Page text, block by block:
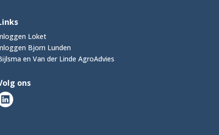
Loket
Bjorn Lunden
en Van der Linde AgroAdvies
ons